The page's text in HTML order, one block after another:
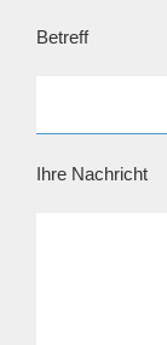
Betreff
Ihre Nachricht